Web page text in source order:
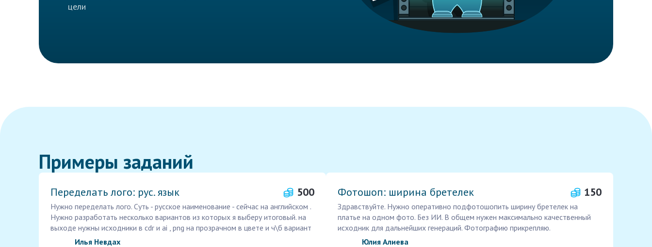
цели
Примеры заданий
Переделать лого: рус. язык 500
Нужно переделать лого. Суть - русское наименование - сейчас на английском .
Нужно разработать несколько вариантов из которых я выберу итоговый. на
выходе нужны исходники в cdr и ai , png на прозрачном в цвете и ч\б вариант
Илья Невдах
Фотошоп: ширина бретелек 150
Здравствуйте. Нужно оперативно подфотошопить ширину бретелек на
платье на одном фото. Без ИИ. В общем нужен максимально качественный
исходник для дальнейших генераций. Фотографию прикрепляю.
Юлия Алиева